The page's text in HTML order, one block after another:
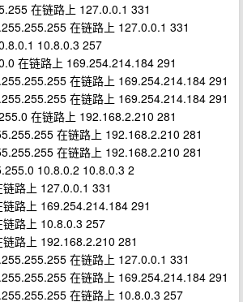
在链路上 127.0.0.1 331
在链路上 127.0.0.1 331
10.8.0.3 257
在链路上 169.254.214.184 291
在链路上 169.254.214.184 291
在链路上 169.254.214.184 291
在链路上 192.168.2.210 281
在链路上 192.168.2.210 281
在链路上 192.168.2.210 281
10.8.0.2 10.8.0.3 2
路上 127.0.0.1 331
路上 169.254.214.184 291
路上 10.8.0.3 257
路上 192.168.2.210 281
在链路上 127.0.0.1 331
在链路上 169.254.214.184 291
在链路上 10.8.0.3 257